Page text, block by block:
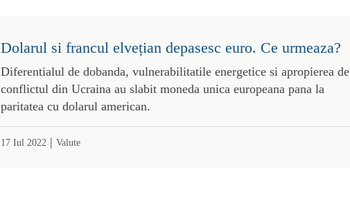
Dolarul si francul elvețian depasesc euro. Ce urmeaza?
Diferentialul de dobanda, vulnerabilitatile energetice si apropierea de
conflictul din Ucraina au slabit moneda unica europeana pana la
paritatea cu dolarul american.
17 Iul 2022 | Valute